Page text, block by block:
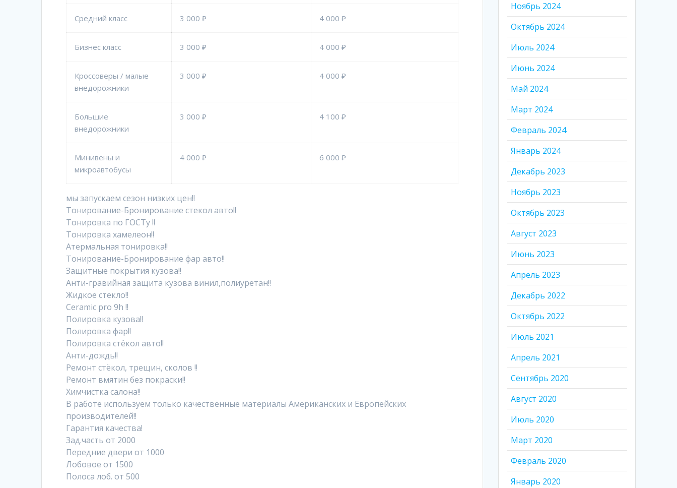
Средний класс 3 000 ₽ 4 000 ₽
Бизнес класс 3 000 ₽ 4 000 ₽
Кроссоверы / малые
внедорожники
3 000 ₽ 4 000 ₽
Большие
внедорожники
3 000 ₽ 4 100 ₽
Минивены и
микроавтобусы
4 000 ₽ 6 000 ₽
мы запускаем сезон низких цен!!
Тонирование-Бронирование стекол авто!!
Тонировка по ГОСТу !!
Тонировка хамелеон!!
Атермальная тонировка!!
Тонирование-Бронирование фар авто!!
Защитные покрытия кузова!!
Анти-гравийная защита кузова винил,полиуретан!!
Жидкое стекло!!
Ceramic pro 9h !!
Полировка кузова!!
Полировка фар!!
Полировка стёкол авто!!
Анти-дождь!!
Ремонт стёкол, трещин, сколов !!
Ремонт вмятин без покраски!!
Химчистка салона!!
В работе используем только качественные материалы Американских и Европейских
производителей!!
Гарантия качества!
Зад.часть от 2000
Передние двери от 1000
Лобовое от 1500
Полоса лоб. от 500
Ноябрь 2024
Октябрь 2024
Июль 2024
Июнь 2024
Май 2024
Март 2024
Февраль 2024
Январь 2024
Декабрь 2023
Ноябрь 2023
Октябрь 2023
Август 2023
Июнь 2023
Апрель 2023
Декабрь 2022
Октябрь 2022
Июль 2021
Апрель 2021
Сентябрь 2020
Август 2020
Июль 2020
Март 2020
Февраль 2020
Январь 2020